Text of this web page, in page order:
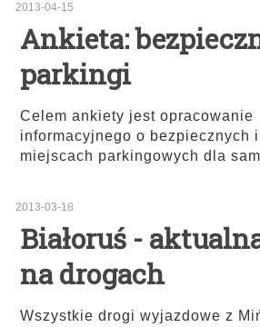
2013-04-15
Ankieta:
parkingi
Celem ankiety jest opracowanie
informacyjnego o bezpiecznych
miejscach parkingowych dla
2013-03-18
Białoruś -
na drogach
Wszystkie drogi wyjazdowe z